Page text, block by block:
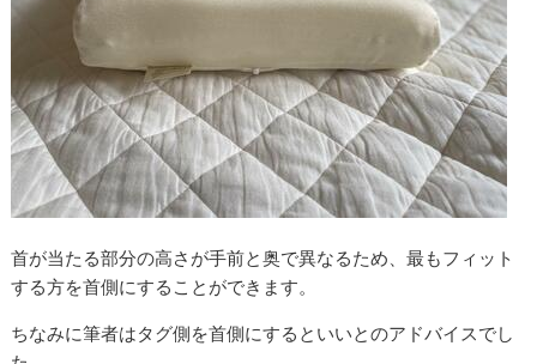
首が当たる部分の高さが手前と奥で異なるため、最もフィット
する方を首側にすることができます。
ちなみに筆者はタグ側を首側にするといいとのアドバイスでし